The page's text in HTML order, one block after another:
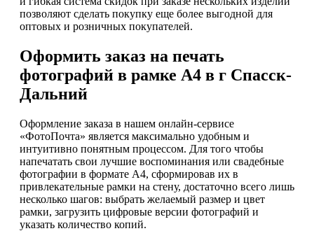
позволяют сделать покупку еще более выгодной для
оптовых и розничных покупателей.
Оформить заказ на печать
фотографий в рамке А4 в г Спасск-
Дальний
Оформление заказа в нашем онлайн-сервисе
«ФотоПочта» является максимально удобным и
интуитивно понятным процессом. Для того чтобы
напечатать свои лучшие воспоминания или свадебные
фотографии в формате А4, сформировав их в
привлекательные рамки на стену, достаточно всего лишь
несколько шагов: выбрать желаемый размер и цвет
рамки, загрузить цифровые версии фотографий и
указать количество копий.